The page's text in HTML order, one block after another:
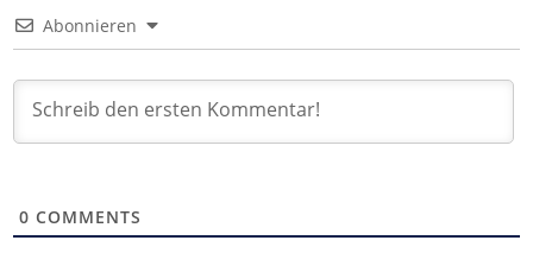
Abonnieren
0 COMMENTS